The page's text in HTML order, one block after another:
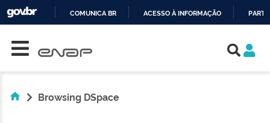
COMUNICA BR ACESSO À INFORMAÇÃO
Browsing DSpace